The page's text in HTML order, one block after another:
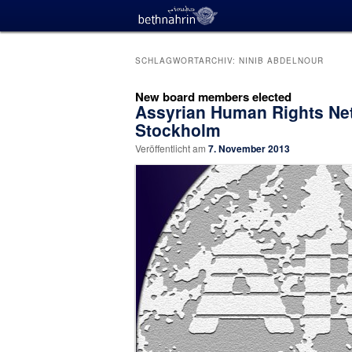
SCHLAGWORTARCHIV: NINIB ABDELNOUR
New board members elected
Assyrian Human Rights
Stockholm
Veröffentlicht am 7. November 2013